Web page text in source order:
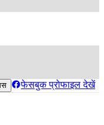
फेसबुक प्रोफाइल देखें